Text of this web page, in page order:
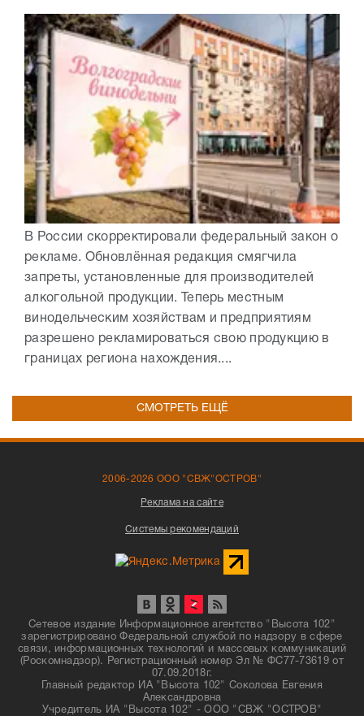
В России скорректировали федеральный закон о
рекламе. Обновлённая редакция смягчила
запреты, установленные для производителей
алкогольной продукции. Теперь местным
винодельческим хозяйствам и предприятиям
разрешено рекламироваться свою продукцию в
границах региона нахождения....
СМОТРЕТЬ ЕЩЁ
2006-2026 ООО "СВЖ"ОСТРОВ"
Реклама на сайте
Системы рекомендаций
Сетевое издание Информационное агентство "Высота 102"
зарегистрировано Федеральной службой по надзору в сфере
связи, информационных технологий и массовых коммуникаций
(Роскомнадзор). Регистрационный номер Эл № ФС77-73619 от
07.09.2018г.
Главный редактор ИА "Высота 102" Соколова Евгения
Александровна
Учредитель ИА "Высота 102" - ООО "СВЖ "ОСТРОВ"